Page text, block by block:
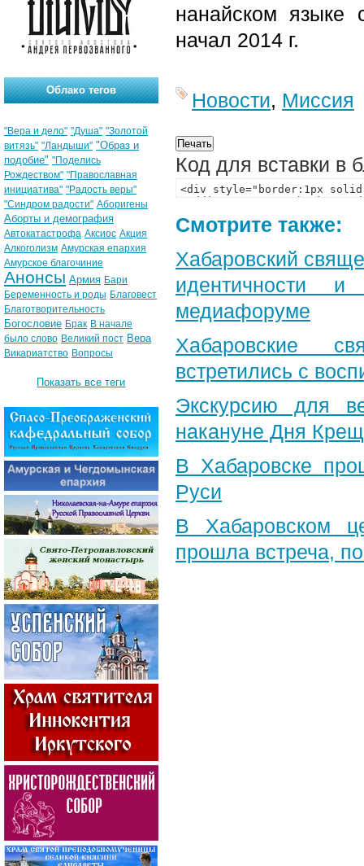
нанайском
начал 2014 г.
Новости, Миссия
Код для вставки в
Смотрите также:
Хабаровский
идентичности
медиафоруме
Хабаровские
встретились с
Экскурсию для
накануне Дня
В Хабаровске
Руси
В Хабаровском
прошла встреча,
Облако тегов
"Вера и дело" "Душа" "Золотой
витязь" "Ландыши" "Образ и
подобие" "Поделись
Рождеством" "Православная
инициатива" "Радость веры"
"Синдром радости" Аборигены
Аборты и демография
Автокатастрофа Аксиос Акция
Алкоголизм Амурская епархия
Амурское благочиние
Анонсы Армия Бари
Беременность и роды Благовест
Благотворительность
Богословие Брак В начале
было слово Великий пост Вера
Викариатство Вопросы
Показать все теги